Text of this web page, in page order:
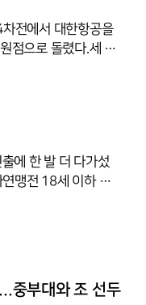
전에서 대한항공을
점으로 돌렸다.세 세
끊었다. 2세트는 17-
서브 범실로 듀스로
.대한항공은 정지석
에 한 발 더 다가섰
맹전 18세 이하 남
수비와 리시브 불안
경기를 마무리했다.
중부대와 조 선두